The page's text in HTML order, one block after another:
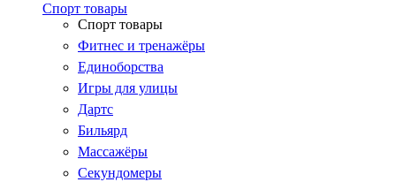
Cпорт товары
Cпорт товары
Фитнес и тренажёры
Единоборства
Игры для улицы
Дартс
Бильярд
Массажёры
Секундомеры